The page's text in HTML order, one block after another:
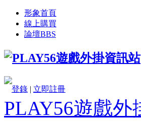
形象首頁
線上購買
論壇BBS
登錄 | 立即註冊
PLAY56遊戲外